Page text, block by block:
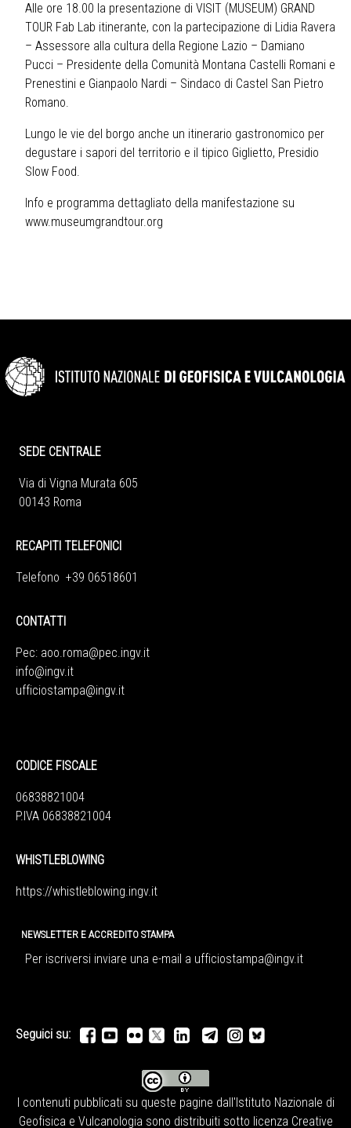
Alle ore 18.00 la presentazione di VISIT (MUSEUM) GRAND
TOUR Fab Lab itinerante, con la partecipazione di Lidia Ravera
– Assessore alla cultura della Regione Lazio – Damiano
Pucci – Presidente della Comunità Montana Castelli Romani e
Prenestini e Gianpaolo Nardi – Sindaco di Castel San Pietro
Romano.
Lungo le vie del borgo anche un itinerario gastronomico per
degustare i sapori del territorio e il tipico Giglietto, Presidio
Slow Food.
Info e programma dettagliato della manifestazione su
www.museumgrandtour.org
SEDE CENTRALE
Via di Vigna Murata 605
00143 Roma
RECAPITI TELEFONICI
Telefono +39 06518601
CONTATTI
Pec: aoo.roma@pec.ingv.it
info@ingv.it
ufficiostampa@ingv.it
CODICE FISCALE
06838821004
P.IVA 06838821004
WHISTLEBLOWING
https://whistleblowing.ingv. it
NEWSLETTER E ACCREDITO STAMPA
Per iscriversi inviare una e-mail a ufficiostampa@ingv.it
Seguici su:
I contenuti pubblicati su queste pagine dall'Istituto Nazionale di
Geofisica e Vulcanologia sono distribuiti sotto licenza Creative